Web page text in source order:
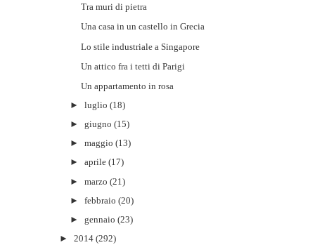
Tra muri di pietra
Una casa in un castello in Grecia
Lo stile industriale a Singapore
Un attico fra i tetti di Parigi
Un appartamento in rosa
►luglio (18)
►giugno (15)
►maggio (13)
►aprile (17)
►marzo (21)
►febbraio (20)
►gennaio (23)
► 2014 (292)